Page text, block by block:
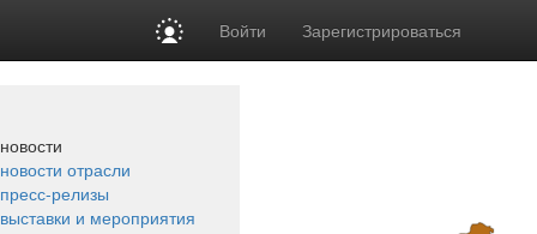
Войти Зарегистрироваться
новости
новости отрасли
пресс-релизы
выставки и мероприятия